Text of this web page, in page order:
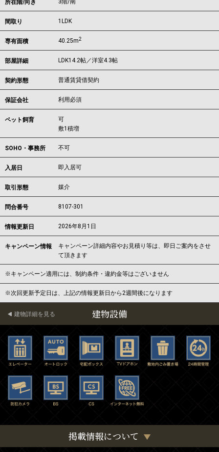
所在階/向き 3階/南
間取り 1LDK
専有面積 40.25m2
部屋詳細 LDK14.2帖／洋室4.3帖
契約形態 普通賃貸借契約
保証会社 利用必須
ペット飼育
可
敷1積増
SOHO・事務所 不可
入居日 即入居可
取引形態 媒介
問合番号 8107-301
情報更新日 2026年8月1日
キャンペーン情報
キャンペーン詳細内容やお見積り等は、即日ご案内をさせ
て頂きます
※キャンペーン適用には、制約条件・違約金等はございません
※次回更新予定日は、上記の情報更新日から2週間後になります
建物設備
建物詳細を見る
掲載情報について